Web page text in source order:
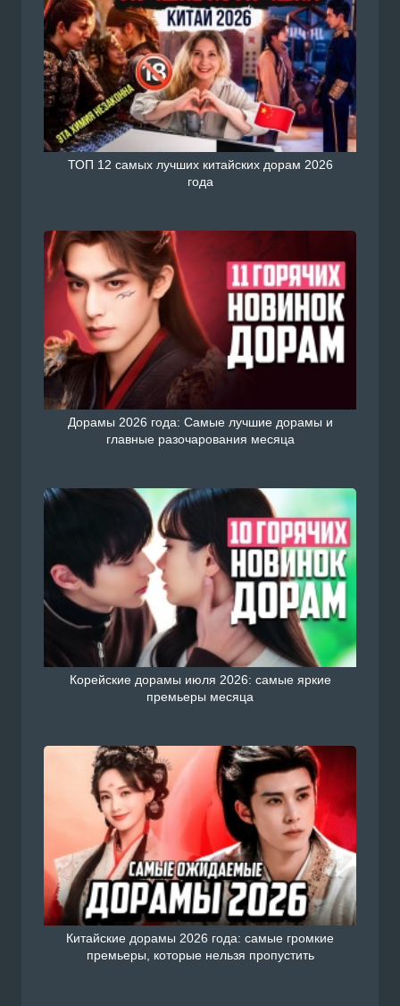
ТОП 12 самых лучших китайских дорам 2026
года
Дорамы 2026 года: Самые лучшие дорамы и
главные разочарования месяца
Корейские дорамы июля 2026: самые яркие
премьеры месяца
Китайские дорамы 2026 года: самые громкие
премьеры, которые нельзя пропустить